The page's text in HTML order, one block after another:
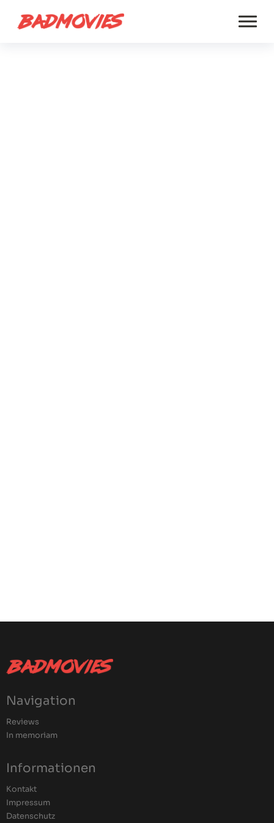
Navigation
Reviews
In memoriam
Informationen
Kontakt
Impressum
Datenschutz